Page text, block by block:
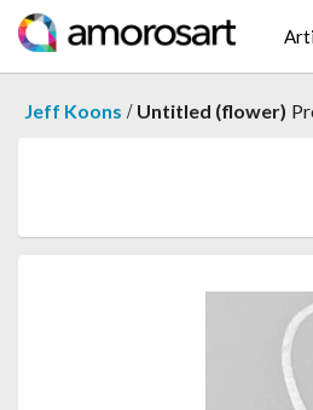
Jeff Koons / Untitled (flower)